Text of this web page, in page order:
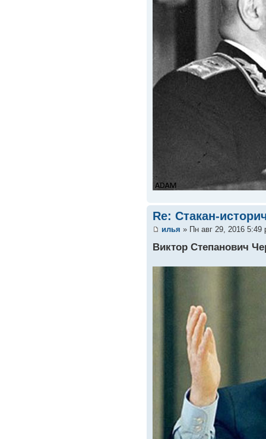
Re: Стакан-
илья » Пн авг 29, 2016 5:49
Виктор Степанович